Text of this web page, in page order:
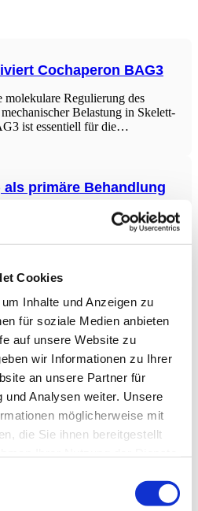
Cookies
Inhalte und Anzeigen zu
für soziale Medien anbieten
auf unsere Website zu
wir Informationen zu Ihrer
an unsere Partner für
und Analysen weiter. Unsere
möglicherweise mit
die Sie ihnen bereitgestellt
Cochaperon BAG3
molekulare Regulierung des
Belastung in Skelett-
ist essentiell für die
primäre Behandlung
komplexe Beziehung zwischen
das Potenzial der Atmung,
darauf hin, dass das Umkehren
effektiver ist als
bei Rückenschmerzen
die Effektivität von
(Hamstring-Stretching) zur
bei Patienten
die 14 randomisierte
735 Teilnehmern umfasste,
zu einer signifikanten
verbesserten Funktion führten.
erweiterter Akupunktur (EA)